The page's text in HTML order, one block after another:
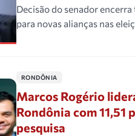
Decisão do senador
para novas alianças nas
RONDÔNIA
Marcos Rogério
Rondônia com 11,51
pesquisa